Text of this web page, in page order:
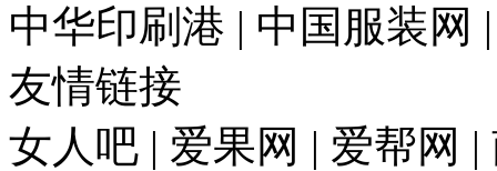
中华印刷港 | 中国服装网
友情链接
女人吧 | 爱果网 | 爱帮网